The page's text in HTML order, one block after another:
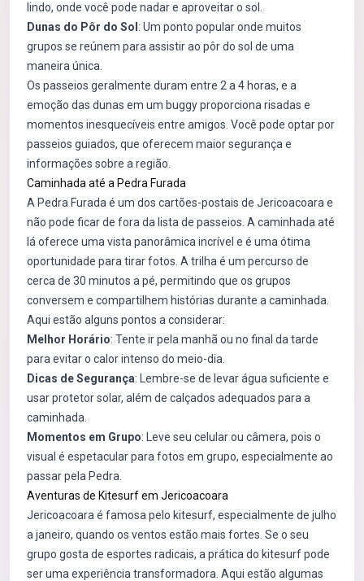
lindo, onde você pode nadar e aproveitar o sol.
Dunas do Pôr do Sol : Um ponto popular onde muitos
grupos se reúnem para assistir ao pôr do sol de uma
maneira única.
Os passeios geralmente duram entre 2 a 4 horas, e a
emoção das dunas em um buggy proporciona risadas e
momentos inesquecíveis entre amigos. Você pode optar por
passeios guiados, que oferecem maior segurança e
informações sobre a região.
Caminhada até a Pedra Furada
A Pedra Furada é um dos cartões-postais de Jericoacoara e
não pode ficar de fora da lista de passeios. A caminhada até
lá oferece uma vista panorâmica incrível e é uma ótima
oportunidade para tirar fotos. A trilha é um percurso de
cerca de 30 minutos a pé, permitindo que os grupos
conversem e compartilhem histórias durante a caminhada.
Aqui estão alguns pontos a considerar:
Melhor Horário: Tente ir pela manhã ou no final da tarde
para evitar o calor intenso do meio-dia.
Dicas de Segurança: Lembre-se de levar água suficiente e
usar protetor solar, além de calçados adequados para a
caminhada.
Momentos em Grupo: Leve seu celular ou câmera, pois o
visual é espetacular para fotos em grupo, especialmente ao
passar pela Pedra.
Aventuras de Kitesurf em Jericoacoara
Jericoacoara é famosa pelo kitesurf, especialmente de julho
a janeiro, quando os ventos estão mais fortes. Se o seu
grupo gosta de esportes radicais, a prática do kitesurf pode
ser uma experiência transformadora. Aqui estão algumas